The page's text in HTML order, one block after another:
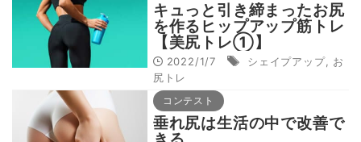
キュっと引き締まったお尻
を作るヒップアップ筋トレ
【美尻トレ①】
2022/1/7 シェイプアップ, お
尻トレ
コンテスト
垂れ尻は生活の中で改善で